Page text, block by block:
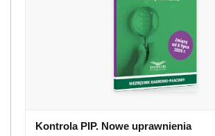
Kontrola PIP. Nowe uprawnienia